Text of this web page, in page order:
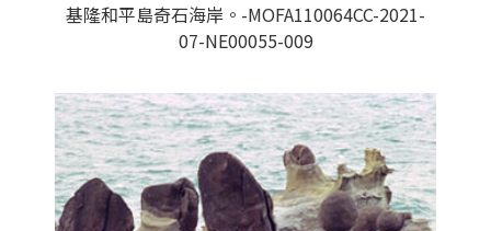
基隆和平島奇石海岸。-MOFA110064CC-2021-
07-NE00055-009